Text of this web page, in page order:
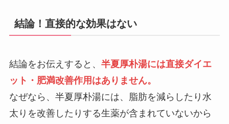
結論！直接的な効果はない
結論をお伝えすると、 半夏厚朴湯には直接ダイエ
ット・肥満改善作用はありません。
なぜなら、半夏厚朴湯には、脂肪を減らしたり水
太りを改善したりする生薬が含まれていないから